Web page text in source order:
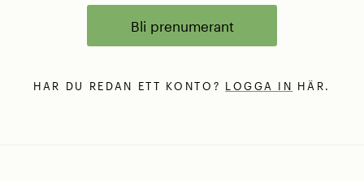
Bli prenumerant
HAR DU REDAN ETT KONTO? LOGGA IN HÄR.